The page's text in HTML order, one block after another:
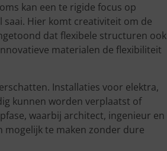
kan een te rigide focus op
Hier komt creativiteit om de
dat flexibele structuren ook
materialen de flexibiliteit
Installaties voor elektra,
kunnen worden verplaatst of
waarbij architect, ingenieur en
te maken zonder dure